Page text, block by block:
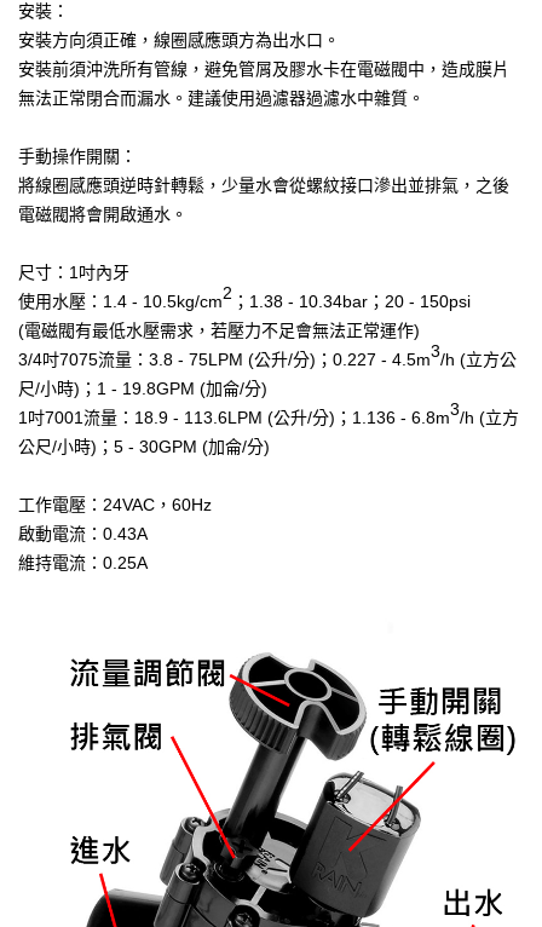
安裝：
安裝方向須正確，線圈感應頭方為出水口。
安裝前須沖洗所有管線，避免管屑及膠水卡在電磁閥中，造成膜片
無法正常閉合而漏水。建議使用過濾器過濾水中雜質。
手動操作開關：
將線圈感應頭逆時針轉鬆，少量水會從螺紋接口滲出並排氣，之後
電磁閥將會開啟通水。
尺寸：1吋內牙
使用水壓：1.4 - 10.5kg/cm2 ；1.38 - 10.34bar；20 - 150psi
(電磁閥有最低水壓需求，若壓力不足會無法正常運作)
3/4吋7075流量：3.8 - 75LPM (公升/分)；0.227 - 4.5m3/h (立方公
尺/小時)；1 - 19.8GPM (加侖/分)
1吋7001流量：18.9 - 113.6LPM (公升/分)；1.136 - 6.8m3/h (立方
公尺/小時)；5 - 30GPM (加侖/分)
工作電壓：24VAC，60Hz
啟動電流：0.43A
維持電流：0.25A